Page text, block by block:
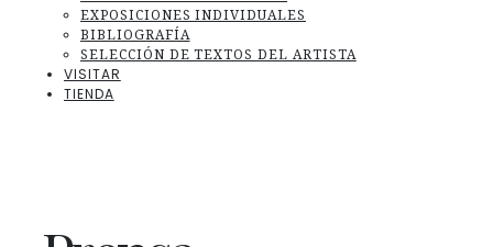
EXPOSICIONES INDIVIDUALES
BIBLIOGRAFÍA
SELECCIÓN DE TEXTOS DEL ARTISTA
VISITAR
TIENDA